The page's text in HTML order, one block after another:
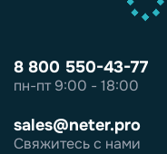
8 800 550-43-77
пн-пт 9:00 - 18:00
sales@neter.pro
Свяжитесь с нами